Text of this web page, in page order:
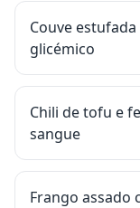
Couve
glicémico
Chili de tofu e
sangue
Frango assado